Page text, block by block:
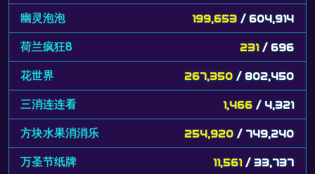
幽灵泡泡 199,653 / 604,914
荷兰疯狂8 231 / 696
花世界 267,350 / 802,450
三消连连看 1,466 / 4,321
方块水果消消乐 254,920 / 749,240
万圣节纸牌 11,561 / 33,737